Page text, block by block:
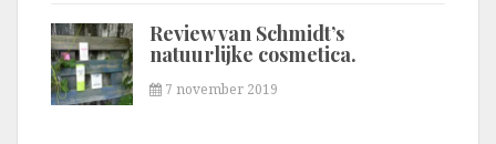
Review van Schmidt’s
natuurlijke cosmetica.
7 november 2019